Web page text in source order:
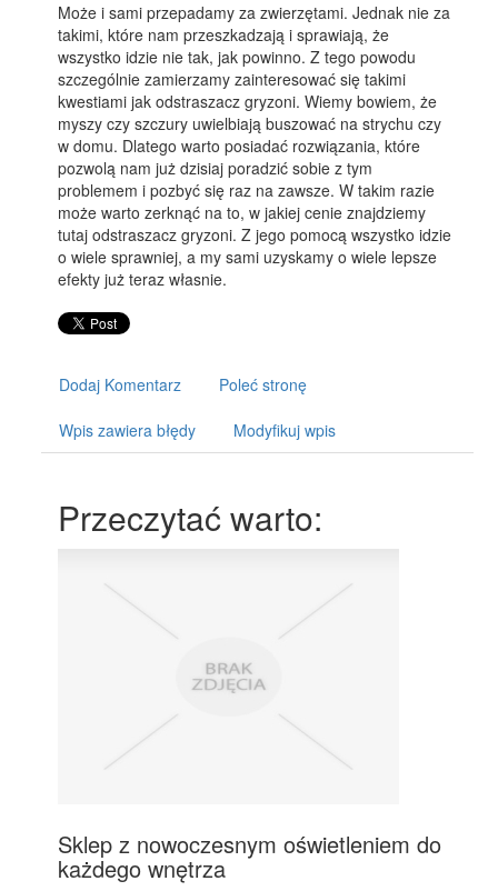
Może i sami przepadamy za zwierzętami. Jednak nie za
takimi, które nam przeszkadzają i sprawiają, że
wszystko idzie nie tak, jak powinno. Z tego powodu
szczególnie zamierzamy zainteresować się takimi
kwestiami jak odstraszacz gryzoni. Wiemy bowiem, że
myszy czy szczury uwielbiają buszować na strychu czy
w domu. Dlatego warto posiadać rozwiązania, które
pozwolą nam już dzisiaj poradzić sobie z tym
problemem i pozbyć się raz na zawsze. W takim razie
może warto zerknąć na to, w jakiej cenie znajdziemy
tutaj odstraszacz gryzoni. Z jego pomocą wszystko idzie
o wiele sprawniej, a my sami uzyskamy o wiele lepsze
efekty już teraz własnie.
Dodaj Komentarz Poleć stronę
Wpis zawiera błędy Modyfikuj wpis
Przeczytać warto:
Sklep z nowoczesnym oświetleniem do
każdego wnętrza